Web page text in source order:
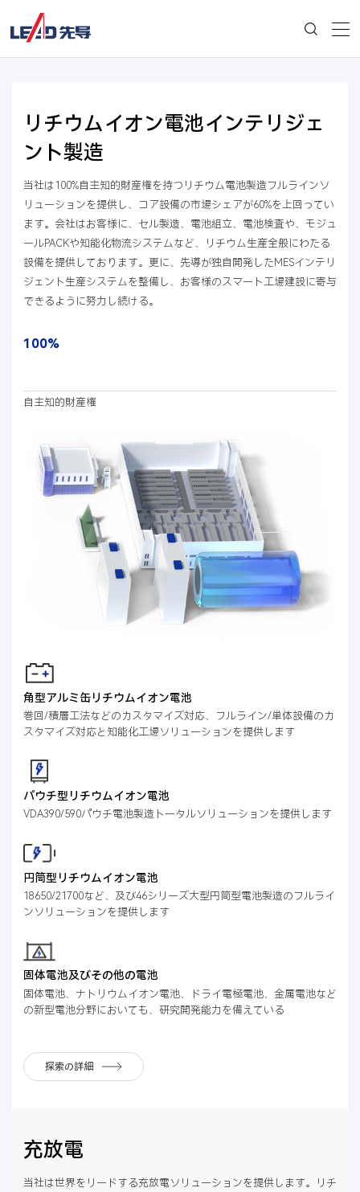
リチウムイオン電池インテリジェ
ント製造
当社は100%自主知的財産権を持つリチウム電池製造フルラインソ
リューションを提供し、コア設備の市場シェアが60%を上回ってい
ます。会社はお客様に、セル製造、電池組立、電池検査や、モジュ
ールPACKや知能化物流システムなど、リチウム生産全般にわたる
設備を提供しております。更に、先導が独自開発したMESインテリ
ジェント生産システムを整備し、お客様のスマート工場建設に寄与
できるように努力し続ける。
100%
自主知的財産権
角型アルミ缶リチウムイオン電池
巻回/積層工法などのカスタマイズ対応、フルライン/単体設備のカ
スタマイズ対応と知能化工場ソリューションを提供します
パウチ型リチウムイオン電池
VDA390/590パウチ電池製造トータルソリューションを提供します
円筒型リチウムイオン電池
18650/21700など、及び46シリーズ大型円筒型電池製造のフルライ
ンソリューションを提供します
固体電池及びその他の電池
固体電池、ナトリウムイオン電池、ドライ電極電池、金属電池など
の新型電池分野においても、研究開発能力を備えている
探索の詳細
充放電
当社は世界をリードする充放電ソリューションを提供します。リチ